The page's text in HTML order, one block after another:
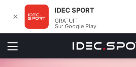
Menu
✕
IDEC SPORT
GRATUIT
Sur Google Play